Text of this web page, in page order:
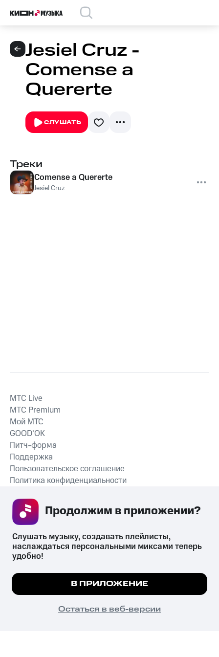
Jesiel Cruz -
Comense a
Quererte
СЛУШАТЬ
Треки
Comense a Quererte
Jesiel Cruz
СКАЧАТЬ ПРИЛОЖЕНИЕ
MTС Live
MTС Premium
Мой МТС
GOOD’OK
Питч-форма
Поддержка
Пользовательское соглашение
Политика конфиденциальности
психотропных веществ, их аналогов причиняет вред здоровью,
их незаконный оборот запрещён и влечёт установленную
законодательством ответственность.
© 2026 ООО «КИОН».
Все права защищены
Мы используем куки, чтобы на сайте все
Подробнее
ПОНЯТНО
Слушать музыку, создавать плейлисты,
наслаждаться персональными миксами теперь
удобно!
В ПРИЛОЖЕНИЕ
Остаться в веб-версии